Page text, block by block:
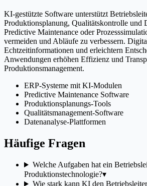
KI-gestützte Software unterstützt
Produktionsplanung, Qualitätskontrolle und
Predictive Maintenance oder
vermeiden und Abläufe zu verbessern.
Echtzeitinformationen und erleichtern
Anwendungen erhöhen Effizienz und
Produktionsmanagement.
ERP-Systeme mit KI-Modulen
Predictive Maintenance Software
Produktionsplanungs-Tools
Qualitätsmanagement-Software
Datenanalyse-Plattformen
Häufige Fragen
Welche Aufgaben hat ein
Produktionstechnologie?▾
Wie stark kann KI den